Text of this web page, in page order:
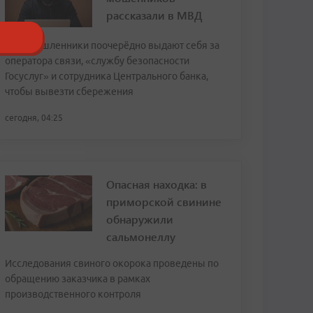
рассказали в МВД
Злоумышленники поочерёдно выдают себя за
оператора связи, «службу безопасности
Госуслуг» и сотрудника Центрального банка,
чтобы вывезти сбережения
сегодня, 04:25
Опасная находка: в
приморской свинине
обнаружили
сальмонеллу
Исследования свиного окорока проведены по
обращению заказчика в рамках
производственного контроля